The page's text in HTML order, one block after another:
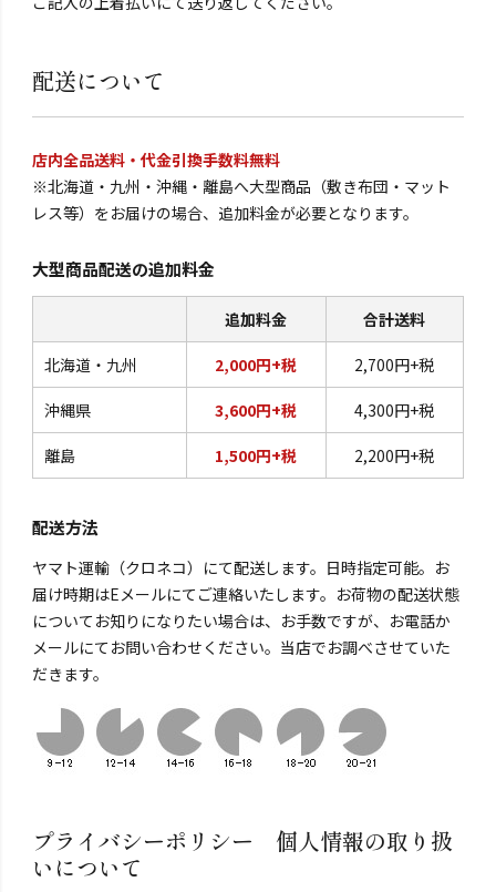
配送について
店内全品送料・代金引換手数料無料
※北海道・九州・沖縄・離島へ大型商品（敷き布団・マット
レス等）をお届けの場合、追加料金が必要となります。
大型商品配送の追加料金
追加料金 合計送料
北海道・九州 2,000円+税 2,700円+税
沖縄県 3,600円+税 4,300円+税
離島 1,500円+税 2,200円+税
配送方法
ヤマト運輸（クロネコ）にて配送します。日時指定可能。お
届け時期はEメールにてご連絡いたします。お荷物の配送状態
についてお知りになりたい場合は、お手数ですが、お電話か
メールにてお問い合わせください。当店でお調べさせていた
だきます。
プライバシーポリシー 個人情報の取り扱
いについて